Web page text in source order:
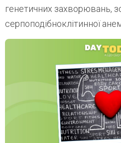
генетичних захворювань,
серпоподібноклітинної